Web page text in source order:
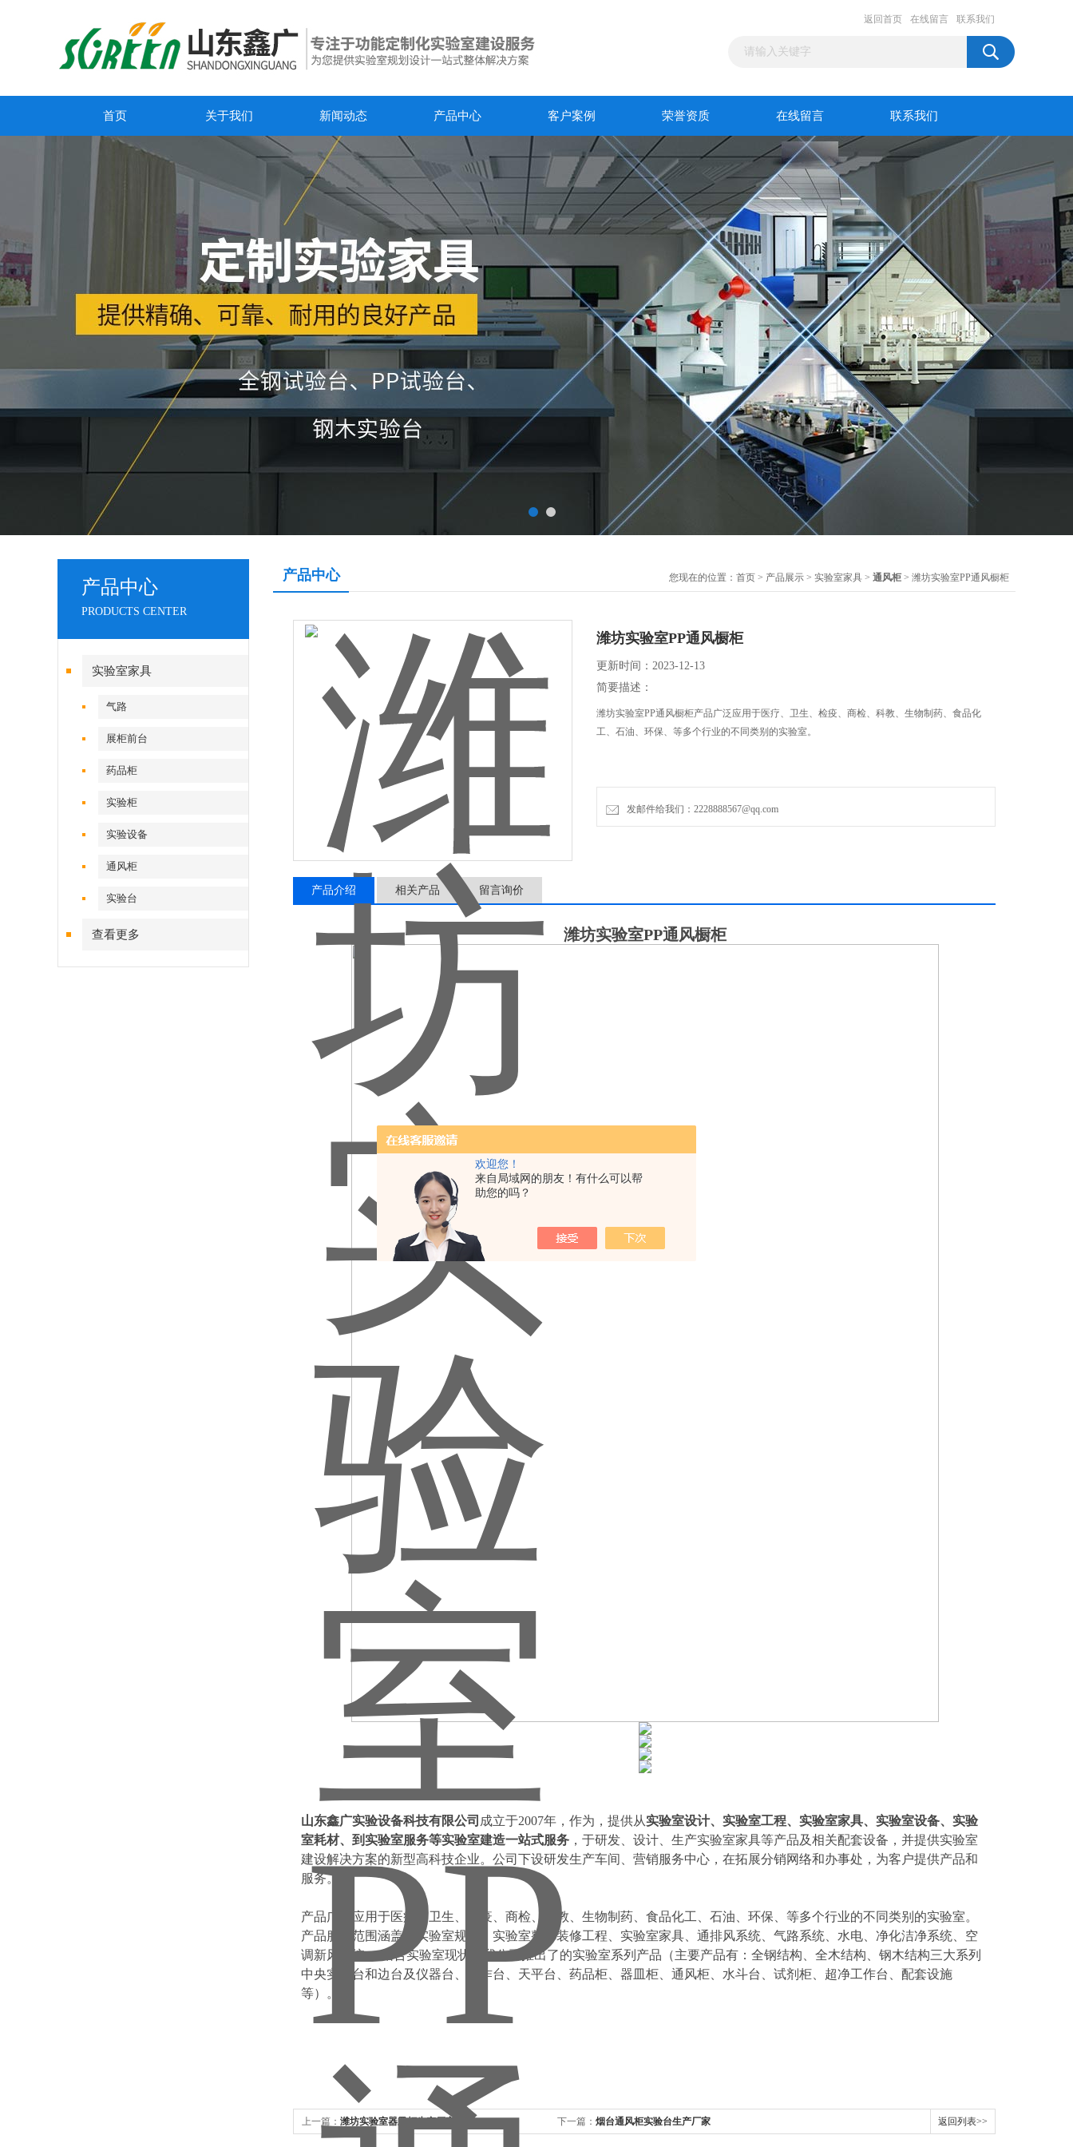
欢迎您！
来自局域网的朋友！有什么可以帮
助您的吗？
返回首页 在线留言 联系我们
首页 关于我们 新闻动态 产品中心 客户案例 荣誉资质 在线留言 联系我们
产品中心
PRODUCTS CENTER
实验室家具
气路
展柜前台
药品柜
实验柜
实验设备
通风柜
实验台
查看更多
产品中心 您现在的位置： 首页 > 产品展示 > 实验室家具 > 通风柜 > 潍坊实验室PP通风橱柜
潍坊实验室PP通风橱柜
更新时间：2023-12-13
简要描述：
潍坊实验室PP通风橱柜产品广泛应用于医疗、卫生、检疫、商检、科教、生物制药、食品化
工、石油、环保、等多个行业的不同类别的实验室。
发邮件给我们：2228888567@qq.com
产品介绍 相关产品 留言询价
潍坊实验室PP通风橱柜
山东鑫广实验设备科技有限公司 成立于2007年，作为，提供从实验室设计、实验室工程、实验室家具、实验室设备、实验
室耗材、到实验室服务等实验室建造一站式服务 ，于研发、设计、生产实验室家具等产品及相关配套设备，并提供实验室
建设解决方案的新型高科技企业。公司下设研发生产车间、营销服务中心，在拓展分销网络和办事处，为客户提供产品和
服务。
产品广泛应用于医疗、卫生、检疫、商检、科教、生物制药、食品化工、石油、环保、等多个行业的不同类别的实验室。
产品服务范围涵盖：实验室规划、实验室整体装修工程、实验室家具、通排风系统、气路系统、水电、净化洁净系统、空
调新风系统。 结合实验室现状，我公司推出了的实验室系列产品（主要产品有：全钢结构、全木结构、钢木结构三大系列
中央实验台和边台及仪器台、操作台、天平台、药品柜、器皿柜、通风柜、水斗台、试剂柜、超净工作台、配套设施
等）。
上一篇： 潍坊实验室器皿柜生产厂家 下一篇： 烟台通风柜实验台生产厂家 返回列表>>